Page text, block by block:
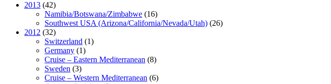
2013 (42)
Namibia/Botswana/Zimbabwe (16)
Southwest USA (Arizona/California/Nevada/Utah) (26)
2012 (32)
Switzerland (1)
Germany (1)
Cruise – Eastern Mediterranean (8)
Sweden (3)
Cruise – Western Mediterranean (6)